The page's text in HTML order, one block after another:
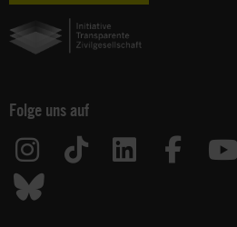
Folge uns auf